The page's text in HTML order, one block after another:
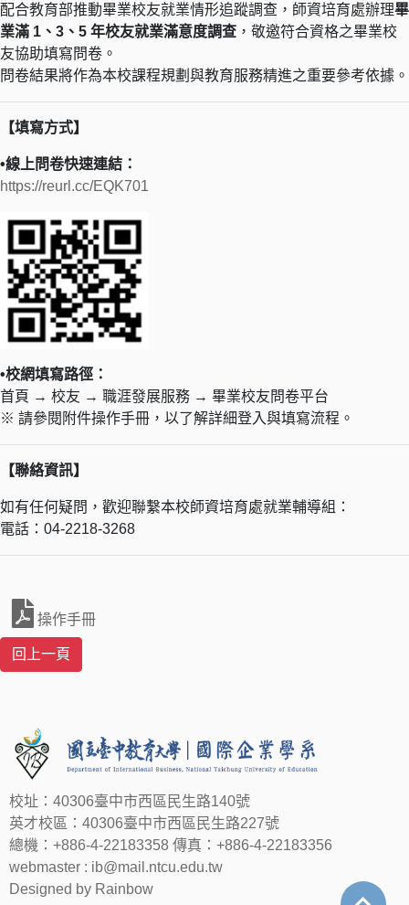
配合教育部推動畢業校友就業情形追蹤調查，師資培育處辦理畢
業滿 1、3、5 年校友就業滿意度調查 ，敬邀符合資格之畢業校
友協助填寫問卷。
問卷結果將作為本校課程規劃與教育服務精進之重要參考依據。
【填寫方式】
•線上問卷快速連結：
https://reurl.cc/EQK701
•校網填寫路徑：
首頁 → 校友 → 職涯發展服務 → 畢業校友問卷平台
※ 請參閱附件操作手冊，以了解詳細登入與填寫流程。
【聯絡資訊】
如有任何疑問，歡迎聯繫本校師資培育處就業輔導組：
電話：04-2218-3268
操作手冊
校址：40306臺中市西區民生路140號
英才校區：40306臺中市西區民生路227號
總機：+886-4-22183358 傳真：+886-4-22183356
webmaster : ib@mail.ntcu.edu.tw
Designed by Rainbow